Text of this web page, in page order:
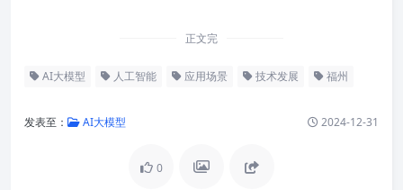
正文完
AI大模型 人工智能 应用场景 技术发展 福州
发表至： AI大模型 2024-12-31
0